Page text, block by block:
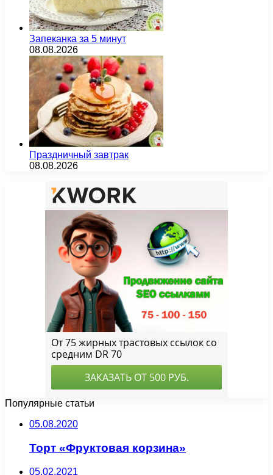
Запеканка за 5 минут
08.08.2026
Праздничный завтрак
08.08.2026
Популярные статьи
05.08.2020
Торт «Фруктовая корзина»
05.02.2021